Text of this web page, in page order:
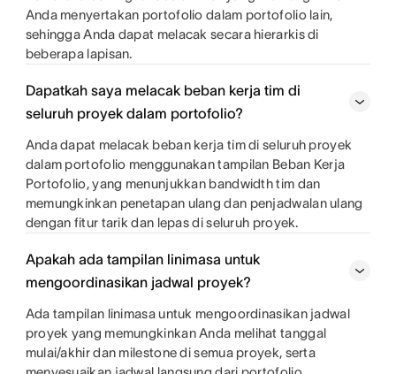
Anda menyertakan portofolio dalam portofolio lain,
sehingga Anda dapat melacak secara hierarkis di
beberapa lapisan.
Dapatkah saya melacak beban kerja tim di
seluruh proyek dalam portofolio?
Anda dapat melacak beban kerja tim di seluruh proyek
dalam portofolio menggunakan tampilan Beban Kerja
Portofolio, yang menunjukkan bandwidth tim dan
memungkinkan penetapan ulang dan penjadwalan ulang
dengan fitur tarik dan lepas di seluruh proyek.
Apakah ada tampilan linimasa untuk
mengoordinasikan jadwal proyek?
Ada tampilan linimasa untuk mengoordinasikan jadwal
proyek yang memungkinkan Anda melihat tanggal
mulai/akhir dan milestone di semua proyek, serta